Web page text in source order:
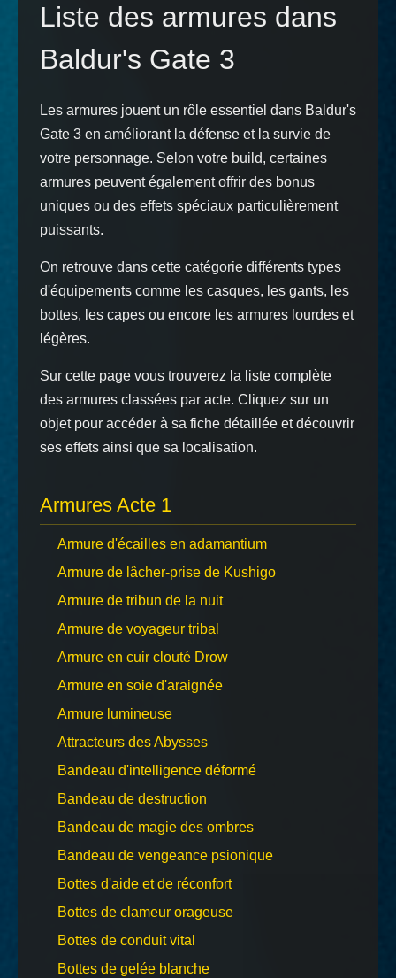
Liste des armures dans
Baldur's Gate 3
Les armures jouent un rôle essentiel dans Baldur's
Gate 3 en améliorant la défense et la survie de
votre personnage. Selon votre build, certaines
armures peuvent également offrir des bonus
uniques ou des effets spéciaux particulièrement
puissants.
On retrouve dans cette catégorie différents types
d'équipements comme les casques, les gants, les
bottes, les capes ou encore les armures lourdes et
légères.
Sur cette page vous trouverez la liste complète
des armures classées par acte. Cliquez sur un
objet pour accéder à sa fiche détaillée et découvrir
ses effets ainsi que sa localisation.
Armures Acte 1
Armure d'écailles en adamantium
Armure de lâcher-prise de Kushigo
Armure de tribun de la nuit
Armure de voyageur tribal
Armure en cuir clouté Drow
Armure en soie d'araignée
Armure lumineuse
Attracteurs des Abysses
Bandeau d'intelligence déformé
Bandeau de destruction
Bandeau de magie des ombres
Bandeau de vengeance psionique
Bottes d'aide et de réconfort
Bottes de clameur orageuse
Bottes de conduit vital
Bottes de gelée blanche